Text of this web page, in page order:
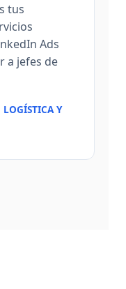
tus
Ads
a jefes de
LOGÍSTICA Y